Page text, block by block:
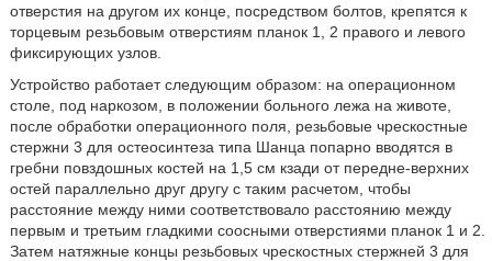
отверстия на другом их конце, посредством болтов, крепятся к
торцевым резьбовым отверстиям планок 1, 2 правого и левого
фиксирующих узлов.
Устройство работает следующим образом: на операционном
столе, под наркозом, в положении больного лежа на животе,
после обработки операционного поля, резьбовые чрескостные
стержни 3 для остеосинтеза типа Шанца попарно вводятся в
гребни повздошных костей на 1,5 см кзади от передне-верхних
остей параллельно друг другу с таким расчетом, чтобы
расстояние между ними соответствовало расстоянию между
первым и третьим гладкими соосными отверстиями планок 1 и 2.
Затем натяжные концы резьбовых чрескостных стержней 3 для